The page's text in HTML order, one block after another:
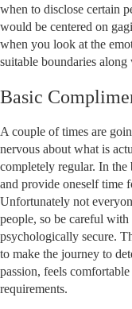
when to disclose certain
would be centered on
when you look at the
suitable boundaries
Basic
A couple of times are
nervous about what is
completely regular. In
and provide oneself time
Unfortunately not
people, so be careful
psychologically secure.
to make the journey to
passion, feels
requirements.